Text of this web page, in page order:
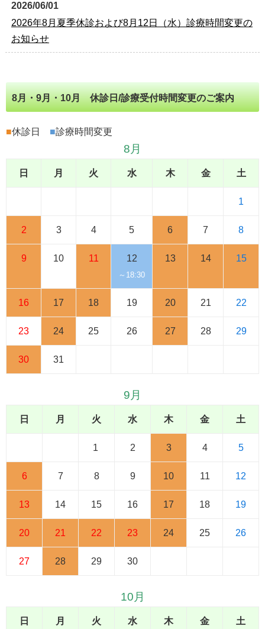
2026/06/01
2026年8月夏季休診および8月12日（水）診療時間変更の
お知らせ
8月・9月・10月 休診日/診療受付時間変更のご案内
■休診日 ■診療時間変更
8月
日 月 火 水 木 金 土
1
2 3 4 5 6 7 8
9 10 11 12
～18:30
13 14 15
16 17 18 19 20 21 22
23 24 25 26 27 28 29
30 31
9月
日 月 火 水 木 金 土
1 2 3 4 5
6 7 8 9 10 11 12
13 14 15 16 17 18 19
20 21 22 23 24 25 26
27 28 29 30
10月
日 月 火 水 木 金 土